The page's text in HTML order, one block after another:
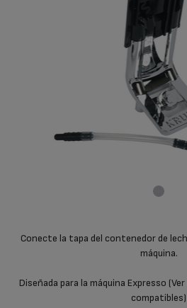
Conecte la tapa del contenedor de
máquina.
Diseñada para la máquina Expresso
compatibles)